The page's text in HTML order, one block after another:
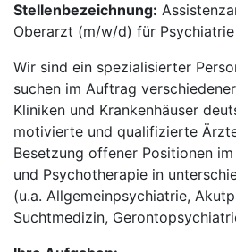
Stellenbezeichnung:
Oberarzt (m/w/d) für
Wir sind ein spezialisierter
suchen im Auftrag
Kliniken und Krankenhäuser
motivierte und qualifizierte
Besetzung offener Positionen
und Psychotherapie in
(u.a. Allgemeinpsychiatrie,
Suchtmedizin,